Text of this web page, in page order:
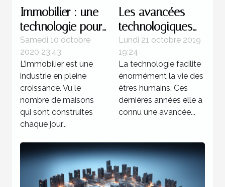
Immobilier : une
technologie pour
demain
Samedi 10 octobre
2020 23:43
L’immobilier est une
industrie en pleine
croissance. Vu le
nombre de maisons
qui sont construites
chaque jour...
Les avancées
technologiques
et tout genre
Lundi 21 octobre 2019
19:24
La technologie facilite
énormément la vie des
êtres humains. Ces
dernières années elle a
connu une avancée...